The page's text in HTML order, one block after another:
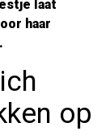
laat
haar
op